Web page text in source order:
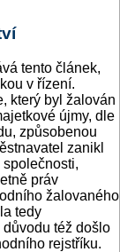
tento článek,
v řízení.
který byl žalován
újmy, dle
způsobenou
zanikl
práv
žalovaného
tedy
též došlo
rejstříku.